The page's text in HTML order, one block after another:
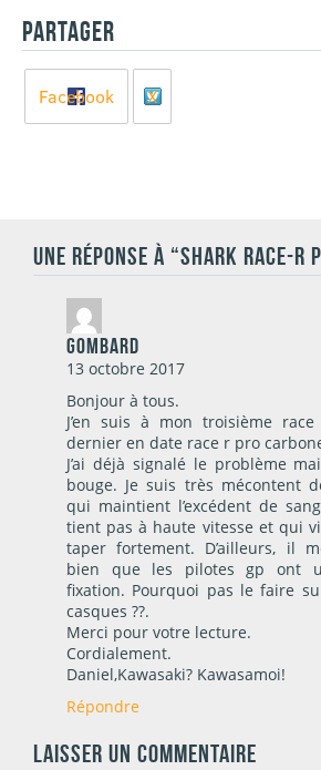
PARTAGER
Facebook
X
UNE RÉPONSE À “SHARK RACE-R
GOMBARD
13 octobre 2017
Bonjour à tous.
J’en suis à mon troisième
dernier en date race r pro
J’ai déjà signalé le problème
bouge. Je suis très mécontent
qui maintient l’excédent de
tient pas à haute vitesse et qui
taper fortement. D’ailleurs, il
bien que les pilotes gp ont
fixation. Pourquoi pas le faire
casques ??.
Merci pour votre lecture.
Cordialement.
Daniel,Kawasaki? Kawasamoi!
Répondre
LAISSER UN COMMENTAIRE